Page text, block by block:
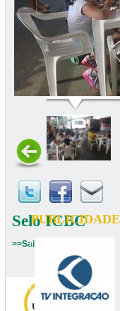
Selo ICBC
>>Saiba mais
PUBLICIDADE